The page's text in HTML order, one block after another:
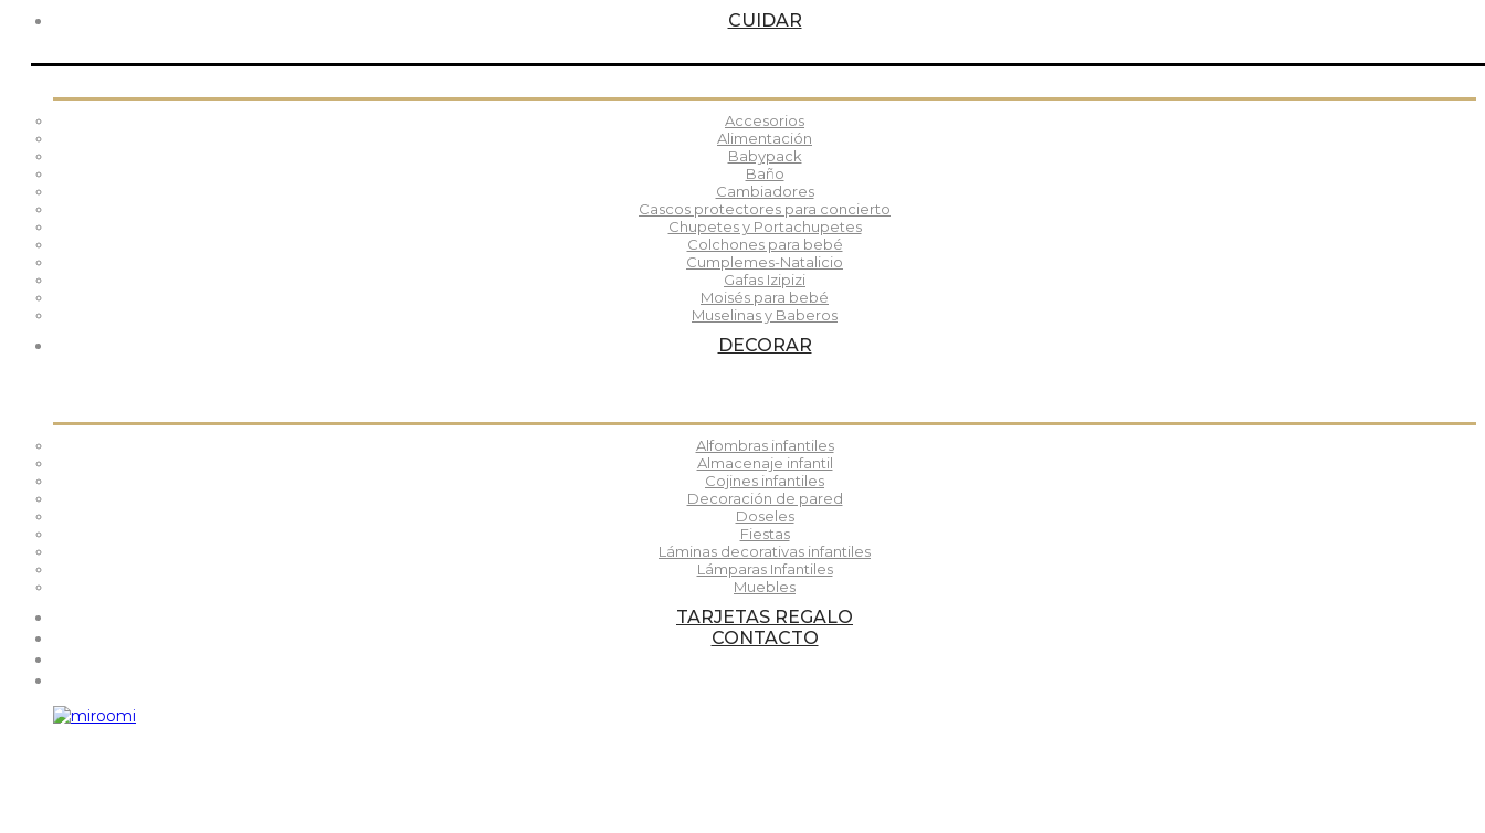
CUIDAR
Accesorios
Alimentación
Babypack
Baño
Cambiadores
Cascos protectores para concierto
Chupetes y Portachupetes
Colchones para bebé
Cumplemes-Natalicio
Gafas Izipizi
Moisés para bebé
Muselinas y Baberos
DECORAR
Alfombras infantiles
Almacenaje infantil
Cojines infantiles
Decoración de pared
Doseles
Fiestas
Láminas decorativas infantiles
Lámparas Infantiles
Muebles
TARJETAS REGALO
CONTACTO